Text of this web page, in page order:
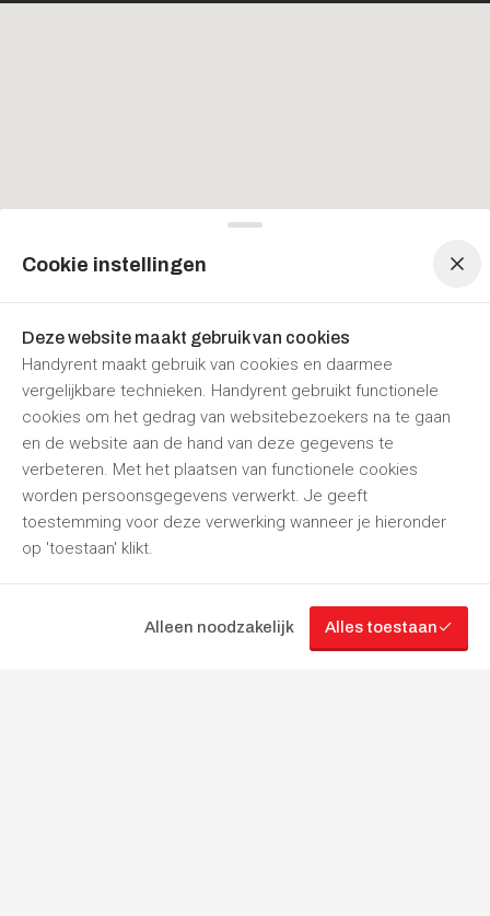
Cookie instellingen
Deze website maakt gebruik van cookies
Handyrent maakt gebruik van cookies en daarmee
vergelijkbare technieken. Handyrent gebruikt functionele
cookies om het gedrag van websitebezoekers na te gaan
en de website aan de hand van deze gegevens te
verbeteren. Met het plaatsen van functionele cookies
worden persoonsgegevens verwerkt. Je geeft
toestemming voor deze verwerking wanneer je hieronder
op 'toestaan' klikt.
Alleen noodzakelijk Alles toestaan